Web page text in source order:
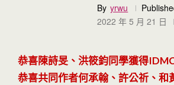
By yrwu
2022 年 5 月 21 日
恭喜陳詩旻、洪筱鈞同學獲得
恭喜共同作者何承翰、許公祈、和